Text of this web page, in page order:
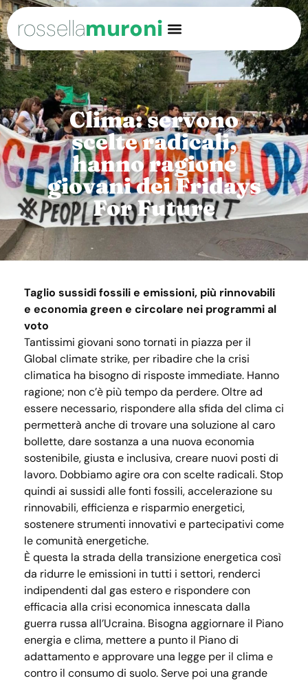
rossellamuroni
Clima: servono
scelte radicali,
hanno ragione
giovani dei Fridays
For Future
Taglio sussidi fossili e emissioni, più rinnovabili
e economia green e circolare nei programmi al
voto
Tantissimi giovani sono tornati in piazza per il
Global climate strike, per ribadire che la crisi
climatica ha bisogno di risposte immediate. Hanno
ragione; non c’è più tempo da perdere. Oltre ad
essere necessario, rispondere alla sfida del clima ci
permetterà anche di trovare una soluzione al caro
bollette, dare sostanza a una nuova economia
sostenibile, giusta e inclusiva, creare nuovi posti di
lavoro. Dobbiamo agire ora con scelte radicali. Stop
quindi ai sussidi alle fonti fossili, accelerazione su
rinnovabili, efficienza e risparmio energetici,
sostenere strumenti innovativi e partecipativi come
le comunità energetiche.
È questa la strada della transizione energetica così
da ridurre le emissioni in tutti i settori, renderci
indipendenti dal gas estero e rispondere con
efficacia alla crisi economica innescata dalla
guerra russa all’Ucraina. Bisogna aggiornare il Piano
energia e clima, mettere a punto il Piano di
adattamento e approvare una legge per il clima e
contro il consumo di suolo. Serve poi una grande